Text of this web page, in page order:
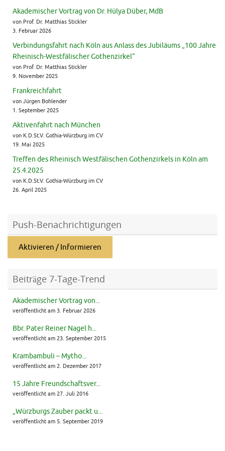
Akademischer Vortrag von Dr. Hülya Düber, MdB
von Prof. Dr. Matthias Stickler
3. Februar 2026
Verbindungsfahrt nach Köln aus Anlass des Jubiläums „100 Jahre
Rheinisch-Westfälischer Gothenzirkel“
von Prof. Dr. Matthias Stickler
9. November 2025
Frankreichfahrt
von Jürgen Bohlender
1. September 2025
Aktivenfahrt nach München
von K.D.St.V. Gothia-Würzburg im CV
19. Mai 2025
Treffen des Rheinisch Westfälischen Gothenzirkels in Köln am
25.4.2025
von K.D.St.V. Gothia-Würzburg im CV
26. April 2025
Push-Benachrichtigungen
Aktivieren / Informieren
Beiträge 7-Tage-Trend
Akademischer Vortrag von...
veröffentlicht am 3. Februar 2026
Bbr. Pater Reiner Nagel h...
veröffentlicht am 23. September 2015
Krambambuli – Mytho...
veröffentlicht am 2. Dezember 2017
15 Jahre Freundschaftsver...
veröffentlicht am 27. Juli 2016
„Würzburgs Zauber packt u...
veröffentlicht am 5. September 2019